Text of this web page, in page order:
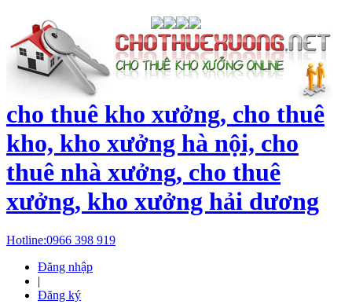
cho thuê kho xưởng, cho thuê
kho, kho xưởng hà nội, cho
thuê nhà xưởng, cho thuê
xưởng, kho xưởng hải dương
Hotline:0966 398 919
Đăng nhập
|
Đăng ký